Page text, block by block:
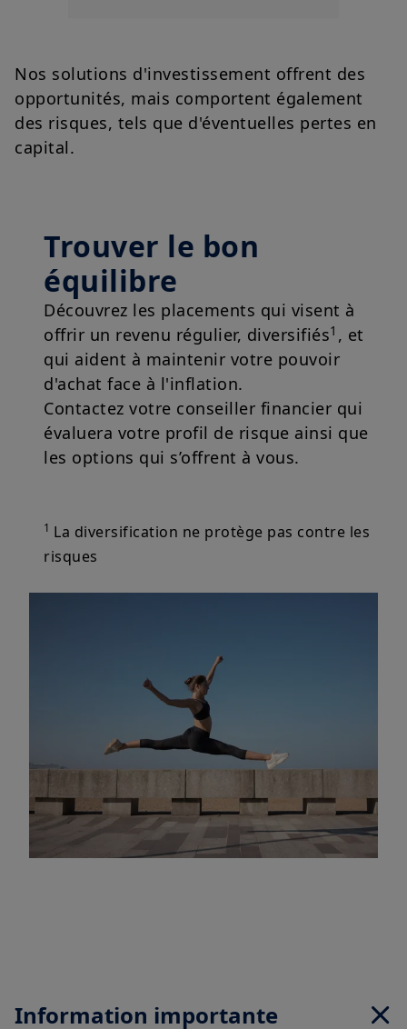
En choisissant d'accéder à notre site, vous reconnaissez avoir
pris connaissance de ces conditions et les accepter. Dans votre
intérêt, nous vous recommandons de les lire attentivement.
Nos solutions d'investissement offrent des
opportunités, mais comportent également
des risques, tels que d'éventuelles pertes en
capital.
Trouver le bon
équilibre
Découvrez les placements qui visent à
offrir un revenu régulier, diversifiés1 , et
qui aident à maintenir votre pouvoir
d'achat face à l'inflation.
Contactez votre conseiller financier qui
évaluera votre profil de risque ainsi que
les options qui s’offrent à vous.
1 La diversification ne protège pas contre les
risques
Information importante